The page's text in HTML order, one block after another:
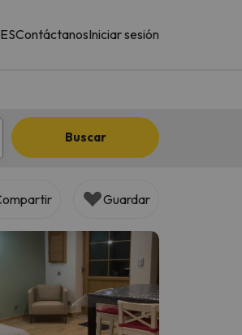
ESContáctanosIniciar sesión
Buscar
Guardar